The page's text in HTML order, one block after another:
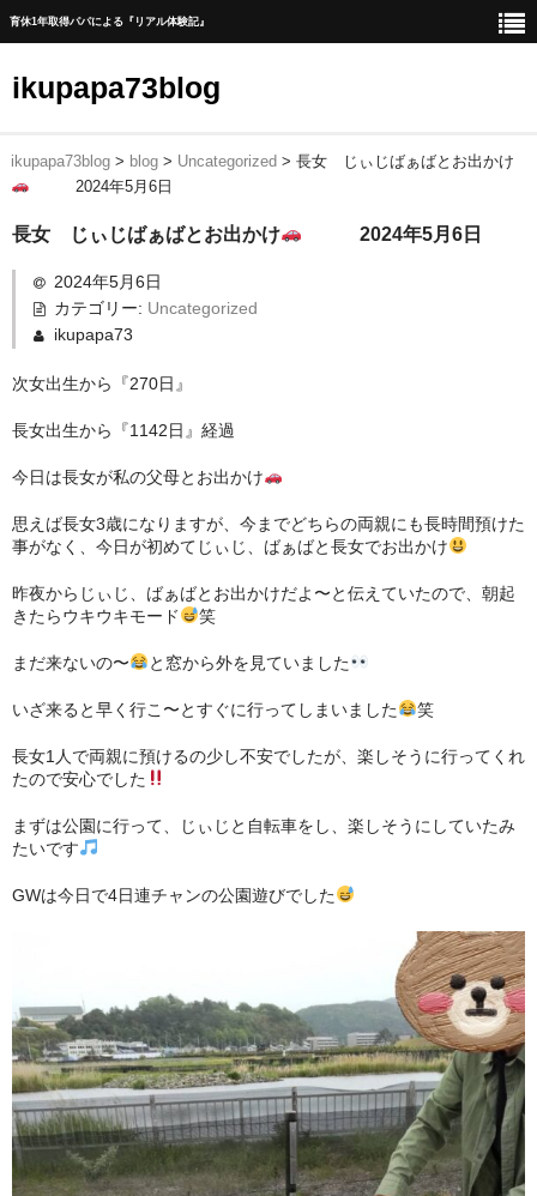
育休1年取得パパによる『リアル体験記』
ikupapa73blog
ホーム
育児休暇中の一日の流れ
育児休暇中に家事時短、育児に貢献した家電一覧
赤ちゃんの1人ねんね方法
出産後手続きリスト
プライバシーポリシー
ikupapa73blog > blog > Uncategorized >長女 じぃじばぁばとお出かけ
2024年5月6日
長女 じぃじばぁばとお出かけ 2024年5月6日
2024年5月6日
カテゴリー: Uncategorized
ikupapa73
次女出生から『270日』
長女出生から『1142日』経過
今日は長女が私の父母とお出かけ
思えば長女3歳になりますが、今までどちらの両親にも長時間預けた
事がなく、今日が初めてじぃじ、ばぁばと長女でお出かけ
昨夜からじぃじ、ばぁばとお出かけだよ〜と伝えていたので、朝起
きたらウキウキモード
笑
まだ来ないの〜 と窓から外を見ていました
いざ来ると早く行こ〜とすぐに行ってしまいました 笑
長女1人で両親に預けるの少し不安でしたが、楽しそうに行ってくれ
たので安心でした
まずは公園に行って、じぃじと自転車をし、楽しそうにしていたみ
たいです
GWは今日で4日連チャンの公園遊びでした